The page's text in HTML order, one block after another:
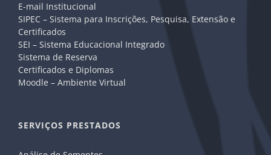
E-mail Institucional
SIPEC – Sistema para Inscrições, Pesquisa, Extensão e
Certificados
SEI – Sistema Educacional Integrado
Sistema de Reserva
Certificados e Diplomas
Moodle – Ambiente Virtual
SERVIÇOS PRESTADOS